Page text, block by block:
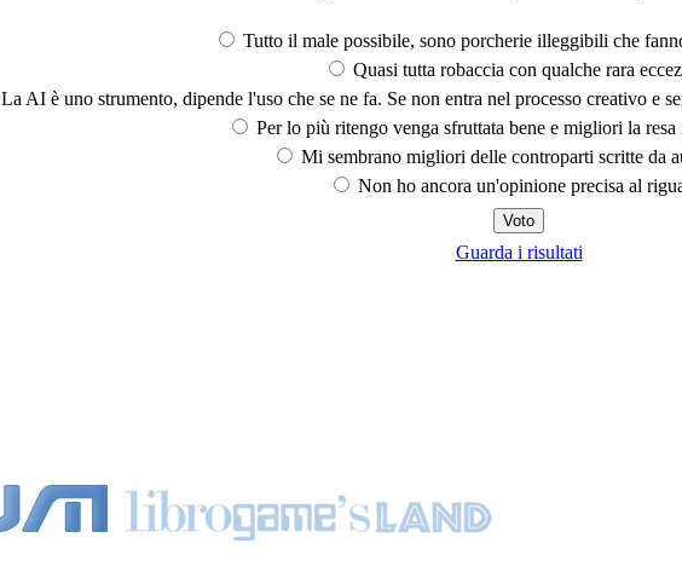
Tutto il male possibile, sono porcherie illeggibili che
Quasi tutta robaccia con qualche rara
La AI è uno strumento, dipende l'uso che se ne fa. Se non entra nel processo creativo e
Per lo più ritengo venga sfruttata bene e migliori la
Mi sembrano migliori delle controparti scritte da
Non ho ancora un'opinione precisa al
Guarda i risultati